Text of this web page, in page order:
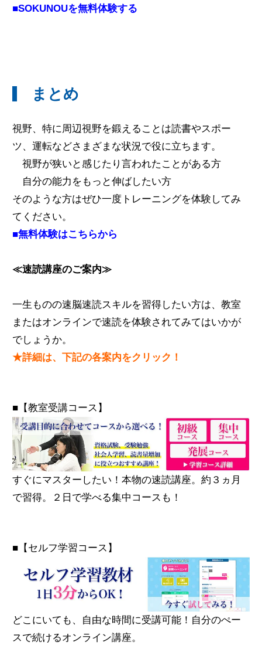
■SOKUNOUを無料体験する
まとめ
視野、特に周辺視野を鍛えることは読書やスポー
ツ、運転などさまざまな状況で役に立ちます。
視野が狭いと感じたり言われたことがある方
自分の能力をもっと伸ばしたい方
そのような方はぜひ一度トレーニングを体験してみ
てください。
■無料体験はこちらから
≪速読講座のご案内≫
一生ものの速脳速読スキルを習得したい方は、教室
またはオンラインで速読を体験されてみてはいかが
でしょうか。
★詳細は、下記の各案内をクリック！
■【教室受講コース】
すぐにマスターしたい！本物の速読講座。約３ヵ月
で習得。２日で学べる集中コースも！
■【セルフ学習コース】
どこにいても、自由な時間に受講可能！自分のぺー
スで続けるオンライン講座。